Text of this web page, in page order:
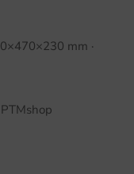
mm ·